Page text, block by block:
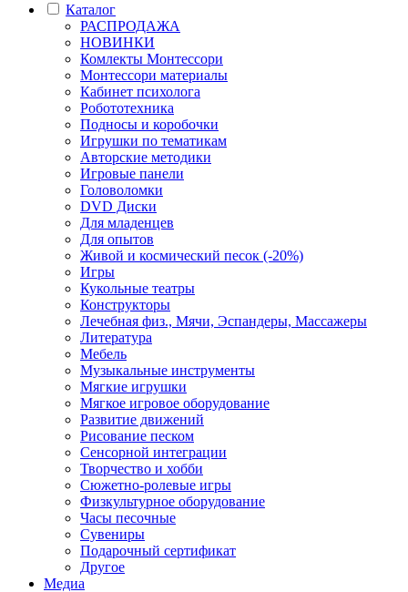
Каталог
РАСПРОДАЖА
НОВИНКИ
Комлекты Монтессори
Монтессори материалы
Кабинет психолога
Робототехника
Подносы и коробочки
Игрушки по тематикам
Авторские методики
Игровые панели
Головоломки
DVD Диски
Для младенцев
Для опытов
Живой и космический песок (-20%)
Игры
Кукольные театры
Конструкторы
Лечебная физ., Мячи, Эспандеры, Массажеры
Литература
Мебель
Музыкальные инструменты
Мягкие игрушки
Мягкое игровое оборудование
Развитие движений
Рисование песком
Сенсорной интеграции
Творчество и хобби
Сюжетно-ролевые игры
Физкультурное оборудование
Часы песочные
Сувениры
Подарочный сертификат
Другое
Медиа